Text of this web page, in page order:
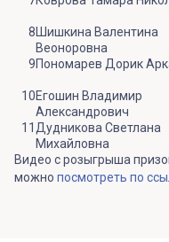
8Шишкина Валентина
Веоноровна
9Пономарев Дорик
10Егошин Владимир
Александрович
11 Дудникова Светлана
Михайловна
Видео с розыгрыша
можно посмотреть по